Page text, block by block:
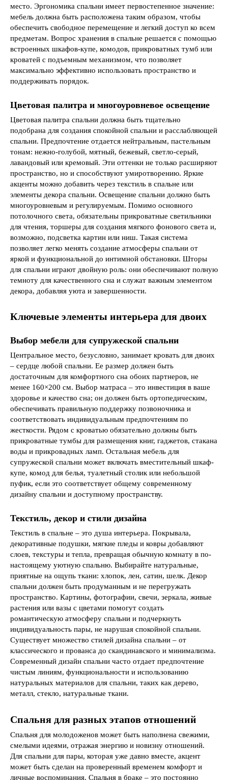
место. Эргономика спальни имеет первостепенное значение:
мебель должна быть расположена таким образом, чтобы
обеспечить свободное перемещение и легкий доступ ко всем
предметам. Вопрос хранения в спальне решается с помощью
встроенных шкафов-купе, комодов, прикроватных тумб или
кроватей с подъемным механизмом, что позволяет
максимально эффективно использовать пространство и
поддерживать порядок.
Цветовая палитра и многоуровневое освещение
Цветовая палитра спальни должна быть тщательно
подобрана для создания спокойной спальни и расслабляющей
спальни. Предпочтение отдается нейтральным, пастельным
тонам: нежно-голубой, мятный, бежевый, светло-серый,
лавандовый или кремовый. Эти оттенки не только расширяют
пространство, но и способствуют умиротворению. Яркие
акценты можно добавить через текстиль в спальне или
элементы декора спальни. Освещение спальни должно быть
многоуровневым и регулируемым. Помимо основного
потолочного света, обязательны прикроватные светильники
для чтения, торшеры для создания мягкого фонового света и,
возможно, подсветка картин или ниш. Такая система
позволяет легко менять создание атмосферы спальни от
яркой и функциональной до интимной обстановки. Шторы
для спальни играют двойную роль: они обеспечивают полную
темноту для качественного сна и служат важным элементом
декора, добавляя уюта и завершенности.
Ключевые элементы интерьера для двоих
Выбор мебели для супружеской спальни
Центральное место, безусловно, занимает кровать для двоих
– сердце любой спальни. Ее размер должен быть
достаточным для комфортного сна обоих партнеров, не
менее 160×200 см. Выбор матраса – это инвестиция в ваше
здоровье и качество сна; он должен быть ортопедическим,
обеспечивать правильную поддержку позвоночника и
соответствовать индивидуальным предпочтениям по
жесткости. Рядом с кроватью обязательно должны быть
прикроватные тумбы для размещения книг, гаджетов, стакана
воды и прикровадных ламп. Остальная мебель для
супружеской спальни может включать вместительный шкаф-
купе, комод для белья, туалетный столик или небольшой
пуфик, если это соответствует общему современному
дизайну спальни и доступному пространству.
Текстиль, декор и стили дизайна
Текстиль в спальне – это душа интерьера. Покрывала,
декоративные подушки, мягкие пледы и ковры добавляют
слоев, текстуры и тепла, превращая обычную комнату в по-
настоящему уютную спальню. Выбирайте натуральные,
приятные на ощупь ткани: хлопок, лен, сатин, шелк. Декор
спальни должен быть продуманным и не перегружать
пространство. Картины, фотографии, свечи, зеркала, живые
растения или вазы с цветами помогут создать
романтическую атмосферу спальни и подчеркнуть
индивидуальность пары, не нарушая спокойной спальни.
Существует множество стилей дизайна спальни – от
классического и прованса до скандинавского и минимализма.
Современный дизайн спальни часто отдает предпочтение
чистым линиям, функциональности и использованию
натуральных материалов для спальни, таких как дерево,
металл, стекло, натуральные ткани.
Спальня для разных этапов отношений
Спальня для молодоженов может быть наполнена свежими,
смелыми идеями, отражая энергию и новизну отношений.
Для спальни для пары, которая уже давно вместе, акцент
может быть сделан на проверенный временем комфорт и
личные воспоминания. Спальня в браке – это постоянно